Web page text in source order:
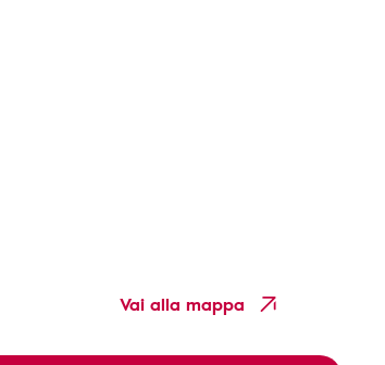
Vai alla mappa